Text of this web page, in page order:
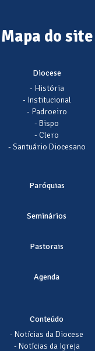
Mapa do site
Diocese
- História
- Institucional
- Padroeiro
- Bispo
- Clero
- Santuário Diocesano
Paróquias
Seminários
Pastorais
Agenda
Conteúdo
- Notícias da Diocese
- Notícias da Igreja